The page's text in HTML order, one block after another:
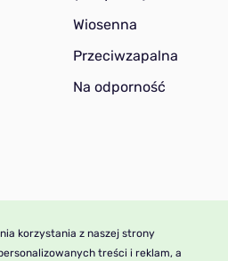
Wiosenna
Przeciwzapalna
Na odporność
korzystania z naszej strony
treści i reklam, a